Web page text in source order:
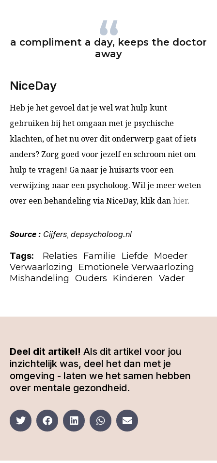
a compliment a day, keeps the doctor
away
NiceDay
Heb je het gevoel dat je wel wat hulp kunt
gebruiken bij het omgaan met je psychische
klachten, of het nu over dit onderwerp gaat of iets
anders? Zorg goed voor jezelf en schroom niet om
hulp te vragen! Ga naar je huisarts voor een
verwijzing naar een psycholoog. Wil je meer weten
over een behandeling via NiceDay, klik danhier.
Source : Cijfers depsycholoog.nl
Tags: Relaties Familie Liefde
Moeder
Verwaarlozing
Emotionele Verwaarlozing
Mishandeling
Ouders Kinderen Vader
Deel dit artikel! Als dit artikel voor jou
inzichtelijk was, deel het dan met je
omgeving - laten we het samen hebben
over mentale gezondheid.